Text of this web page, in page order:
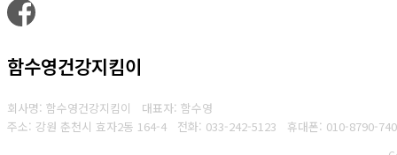
함수영건강지킴이
회사명: 함수영건강지킴이 대표자: 함수영
주소: 강원 춘천시 효자2동 164-4 전화: 033-242-5123 휴대폰: 010-8790-